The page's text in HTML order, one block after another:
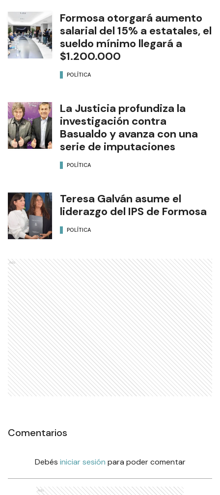
Formosa otorgará aumento
salarial del 15% a estatales, el
sueldo mínimo llegará a
$1.200.000
POLÍTICA
La Justicia profundiza la
investigación contra
Basualdo y avanza con una
serie de imputaciones
POLÍTICA
Teresa Galván asume el
liderazgo del IPS de Formosa
POLÍTICA
Ads
Comentarios
Debés iniciar sesión para poder comentar
Ads